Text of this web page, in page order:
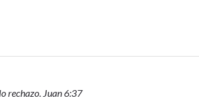
rechazo. Juan 6:37